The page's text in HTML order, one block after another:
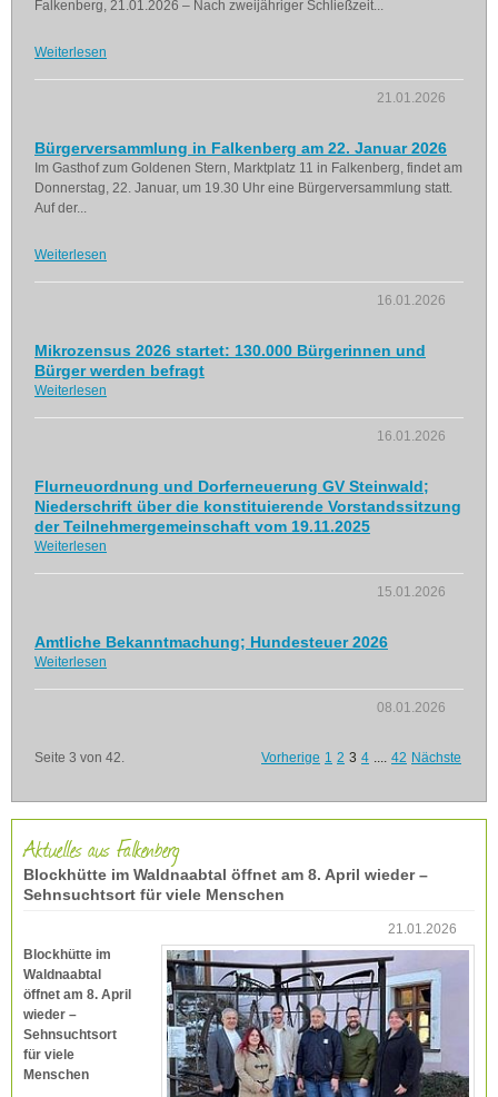
Falkenberg, 21.01.2026 – Nach zweijähriger Schließzeit...
Weiterlesen
21.01.2026
Bürgerversammlung in Falkenberg am 22. Januar 2026
Im Gasthof zum Goldenen Stern, Marktplatz 11 in Falkenberg, findet am
Donnerstag, 22. Januar, um 19.30 Uhr eine Bürgerversammlung statt.
Auf der...
Weiterlesen
16.01.2026
Mikrozensus 2026 startet: 130.000 Bürgerinnen und
Bürger werden befragt
Weiterlesen
16.01.2026
Flurneuordnung und Dorferneuerung GV Steinwald;
Niederschrift über die konstituierende Vorstandssitzung
der Teilnehmergemeinschaft vom 19.11.2025
Weiterlesen
15.01.2026
Amtliche Bekanntmachung; Hundesteuer 2026
Weiterlesen
08.01.2026
Seite 3 von 42. Vorherige 1 2 3 4 .... 42 Nächste
Aktuelles aus Falkenberg
Blockhütte im Waldnaabtal öffnet am 8. April wieder –
Sehnsuchtsort für viele Menschen
21.01.2026
Blockhütte im
Waldnaabtal
öffnet am 8. April
wieder –
Sehnsuchtsort
für viele
Menschen